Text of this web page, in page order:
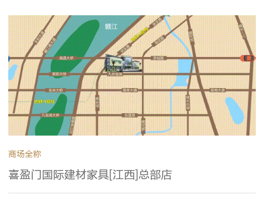
商场全称
喜盈门国际建材家具[江西]总部店